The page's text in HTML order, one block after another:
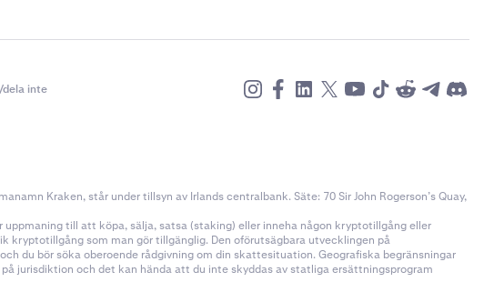
dela inte
Kraken, står under tillsyn av Irlands centralbank. Säte: 70 Sir John Rogerson’s Quay,
till att köpa, sälja, satsa (staking) eller inneha någon kryptotillgång eller
som man gör tillgänglig. Den oförutsägbara utvecklingen på
du bör söka oberoende rådgivning om din skattesituation. Geografiska begränsningar
jurisdiktion och det kan hända att du inte skyddas av statliga ersättningsprogram